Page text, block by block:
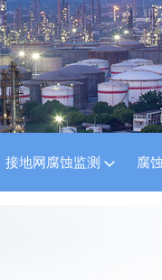
接地网腐蚀监测 腐